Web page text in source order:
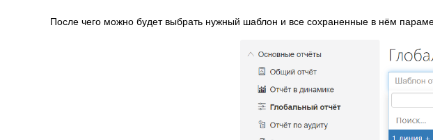
После чего можно будет выбрать нужный шаблон и все сохраненные в нём